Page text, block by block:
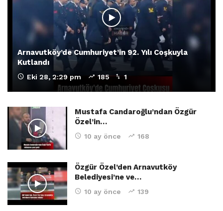
Arnavutköy’de Cumhuriyet’in 92. Yılı Coşkuyla
Kutlandı
Eki 28, 2:29 pm 185 1
Mustafa Candaroğlu’ndan Özgür
Özel’in…
10 ay önce 168
Özgür Özel’den Arnavutköy
Belediyesi’ne ve…
10 ay önce 139